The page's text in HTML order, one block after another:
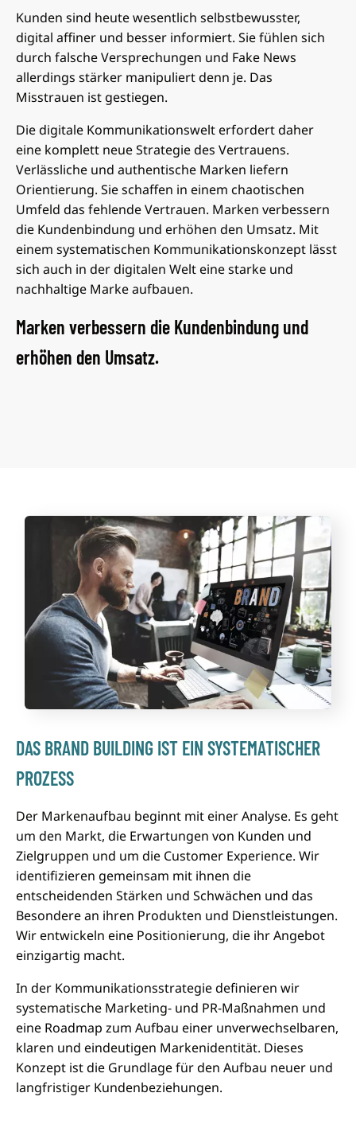
Kunden sind heute wesentlich selbstbewusster,
digital affiner und besser informiert. Sie fühlen sich
durch falsche Versprechungen und Fake News
allerdings stärker manipuliert denn je. Das
Misstrauen ist gestiegen.
Die digitale Kommunikationswelt erfordert daher
eine komplett neue Strategie des Vertrauens.
Verlässliche und authentische Marken liefern
Orientierung. Sie schaffen in einem chaotischen
Umfeld das fehlende Vertrauen. Marken verbessern
die Kundenbindung und erhöhen den Umsatz. Mit
einem systematischen Kommunikationskonzept lässt
sich auch in der digitalen Welt eine starke und
nachhaltige Marke aufbauen.
Marken verbessern die Kundenbindung und
erhöhen den Umsatz.
DAS BRAND BUILDING IST EIN SYSTEMATISCHER
PROZESS
Der Markenaufbau beginnt mit einer Analyse. Es geht
um den Markt, die Erwartungen von Kunden und
Zielgruppen und um die Customer Experience. Wir
identifizieren gemeinsam mit ihnen die
entscheidenden Stärken und Schwächen und das
Besondere an ihren Produkten und Dienstleistungen.
Wir entwickeln eine Positionierung, die ihr Angebot
einzigartig macht.
In der Kommunikationsstrategie definieren wir
systematische Marketing- und PR-Maßnahmen und
eine Roadmap zum Aufbau einer unverwechselbaren,
klaren und eindeutigen Markenidentität. Dieses
Konzept ist die Grundlage für den Aufbau neuer und
langfristiger Kundenbeziehungen.